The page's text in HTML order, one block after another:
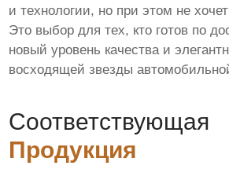
и технологии, но при этом не
Это выбор для тех, кто готов по
новый уровень качества и
восходящей звезды
Соответствующая
Продукция